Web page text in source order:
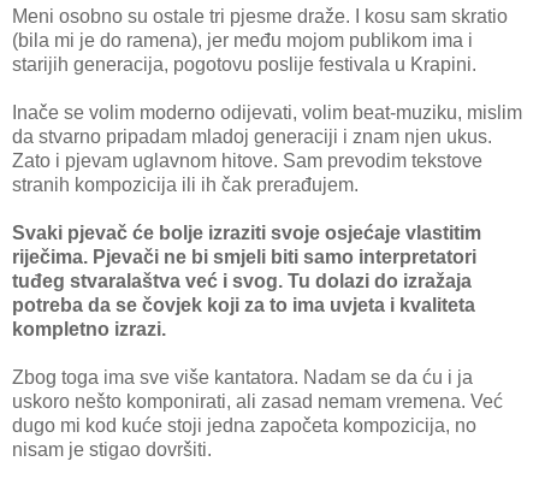
Meni osobno su ostale tri pjesme draže. I kosu sam skratio
(bila mi je do ramena), jer među mojom publikom ima i
starijih generacija, pogotovu poslije festivala u Krapini.
Inače se volim moderno odijevati, volim beat-muziku, mislim
da stvarno pripadam mladoj generaciji i znam njen ukus.
Zato i pjevam uglavnom hitove. Sam prevodim tekstove
stranih kompozicija ili ih čak prerađujem.
Svaki pjevač će bolje izraziti svoje osjećaje vlastitim
riječima. Pjevači ne bi smjeli biti samo interpretatori
tuđeg stvaralaštva već i svog. Tu dolazi do izražaja
potreba da se čovjek koji za to ima uvjeta i kvaliteta
kompletno izrazi.
Zbog toga ima sve više kantatora. Nadam se da ću i ja
uskoro nešto komponirati, ali zasad nemam vremena. Već
dugo mi kod kuće stoji jedna započeta kompozicija, no
nisam je stigao dovršiti.